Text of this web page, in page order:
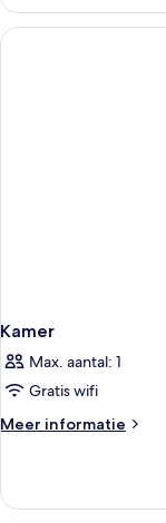
Kamer
Max. aantal: 1
Gratis wifi
Meer informatie
Meer